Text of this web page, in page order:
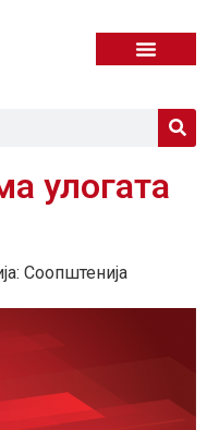
улогата
Соопштенија